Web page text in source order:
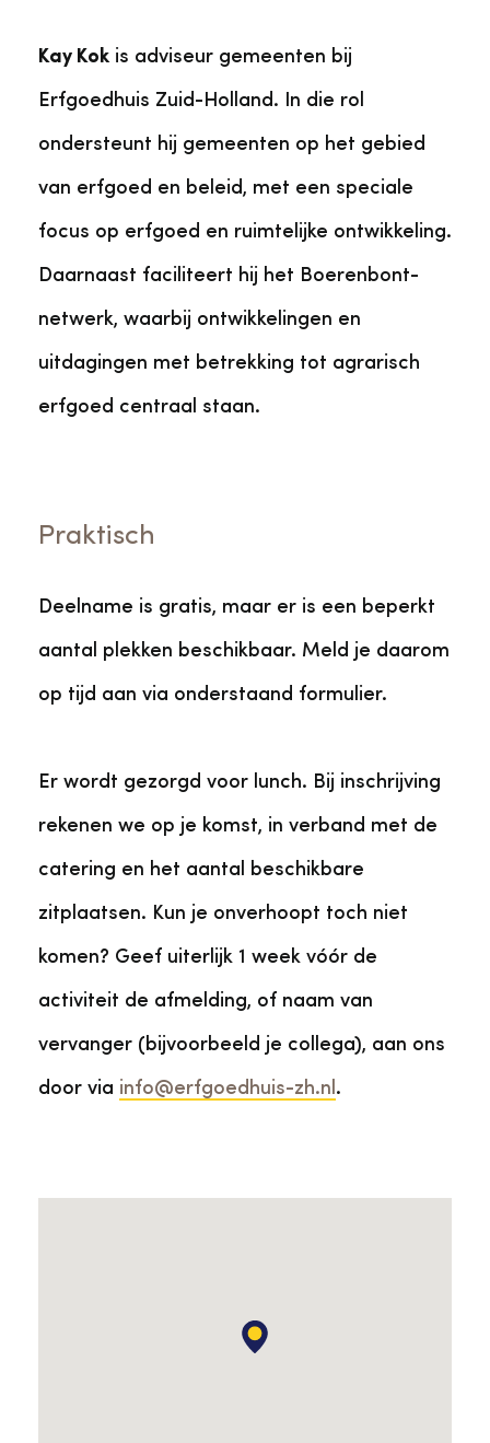
Kay Kokis adviseur gemeenten bij
Erfgoedhuis Zuid-Holland. In die rol
ondersteunt hij gemeenten op het gebied
van erfgoed en beleid, met een speciale
focus op erfgoed en ruimtelijke ontwikkeling.
Daarnaast faciliteert hij het Boerenbont-
netwerk, waarbij ontwikkelingen en
uitdagingen met betrekking tot agrarisch
erfgoed centraal staan.
Praktisch
Deelname is gratis, maar er is een beperkt
aantal plekken beschikbaar. Meld je daarom
op tijd aan via onderstaand formulier.
Er wordt gezorgd voor lunch. Bij inschrijving
rekenen we op je komst, in verband met de
catering en het aantal beschikbare
zitplaatsen. Kun je onverhoopt toch niet
komen? Geef uiterlijk 1 week vóór de
activiteit de afmelding, of naam van
vervanger (bijvoorbeeld je collega), aan ons
door via info@erfgoedhuis-zh.nl .